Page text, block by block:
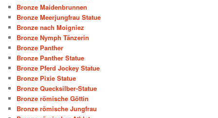
Bronze Maidenbrunnen
Bronze Meerjungfrau Statue
Bronze nach Moigniez
Bronze Nymph Tänzerin
Bronze Panther
Bronze Panther Statue
Bronze Pferd Jockey Statue
Bronze Pixie Statue
Bronze Quecksilber-Statue
Bronze römische Göttin
Bronze römische Jungfrau